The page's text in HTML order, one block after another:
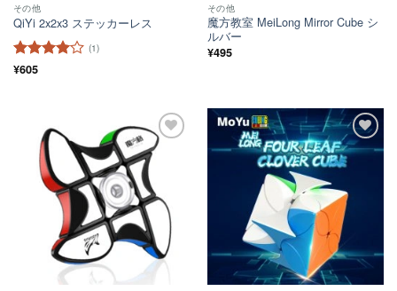
その他
QiYi 2x2x3 ステッカーレス
5段階中
(1)
¥605
その他
魔方教室 MeiLong Mirror Cube シ
ルバー
¥495
ほし